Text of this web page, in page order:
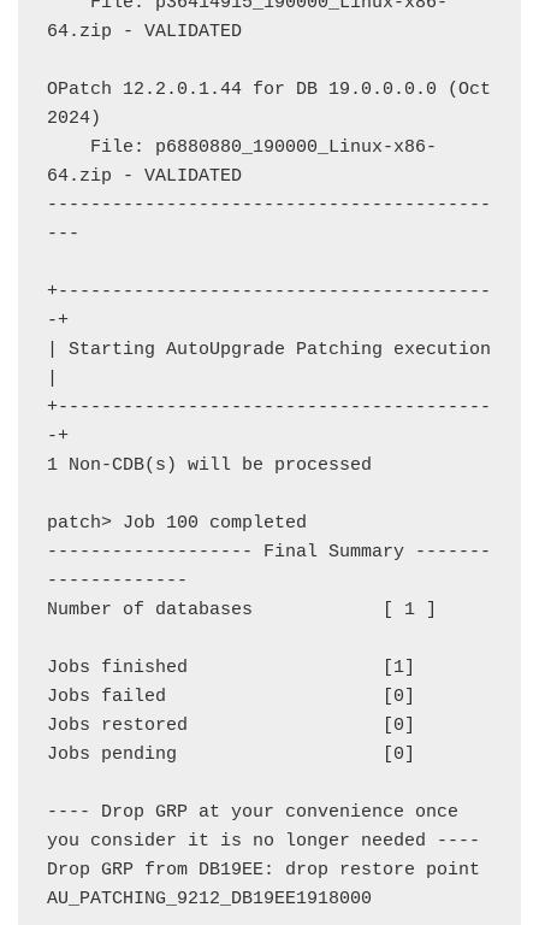
64.zip - VALIDATED
OPatch 12.2.0.1.44 for DB 19.0.0.0.0 (Oct
2024)
64.zip - VALIDATED
-----------------------------------------
---
+----------------------------------------
-+
| Starting AutoUpgrade Patching execution
+----------------------------------------
-+
1 Non-CDB(s) will be processed
patch> Job 100 completed
------------------- Final Summary -------
-------------
Number of databases            [ 1 ]
Jobs finished                  [1]
Jobs failed                    [0]
Jobs restored                  [0]
Jobs pending                   [0]
---- Drop GRP at your convenience once
you consider it is no longer needed ----
Drop GRP from DB19EE: drop restore point
AU_PATCHING_9212_DB19EE1918000